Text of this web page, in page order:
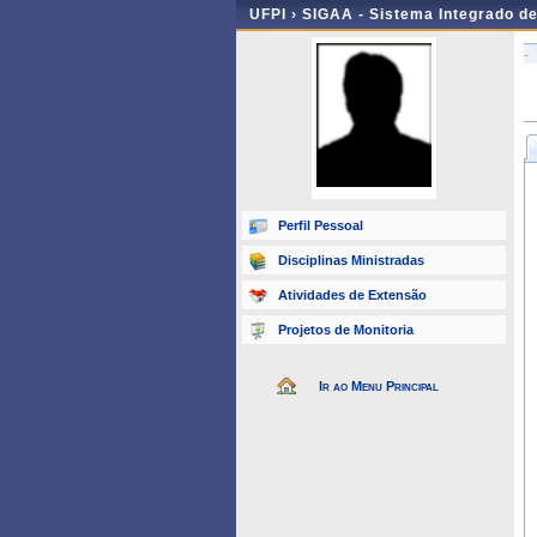
UFPI › SIGAA - Sistema Integrado
Perfil Pessoal
Disciplinas Ministradas
Atividades de Extensão
Projetos de Monitoria
Ir ao Menu Principal
-